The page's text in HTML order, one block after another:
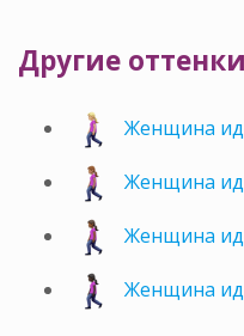
Другие
Женщина
Женщина
Женщина
Женщина